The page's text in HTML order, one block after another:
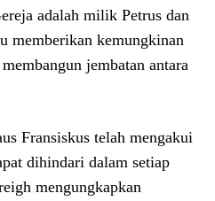
adalah milik Petrus dan
memberikan kemungkinan
jembatan antara
Fransiskus telah mengakui
dihindari dalam setiap
mengungkapkan